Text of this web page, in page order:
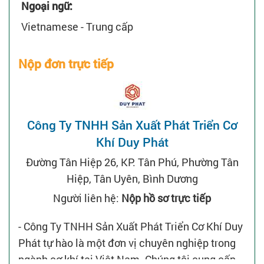
Ngoại ngữ:
Vietnamese - Trung cấp
Nộp đơn trực tiếp
Công Ty TNHH Sản Xuất Phát Triển Cơ
Khí Duy Phát
Đường Tân Hiệp 26, KP. Tân Phú, Phường Tân
Hiệp, Tân Uyên, Bình Dương
Người liên hệ: Nộp hồ sơ trực tiếp
- Công Ty TNHH Sản Xuất Phát Triển Cơ Khí Duy
Phát tự hào là một đơn vị chuyên nghiệp trong
ngành cơ khí tại Việt Nam. Chúng tôi cung cấp